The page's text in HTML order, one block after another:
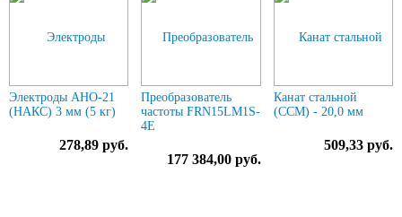
Электроды АНО-21
(НАКС) 3 мм (5 кг)
278,89 руб.
Преобразователь
частоты FRN15LM1S-
4E
177 384,00 руб.
Канат стальной
(ССМ) - 20,0 мм
509,33 руб.